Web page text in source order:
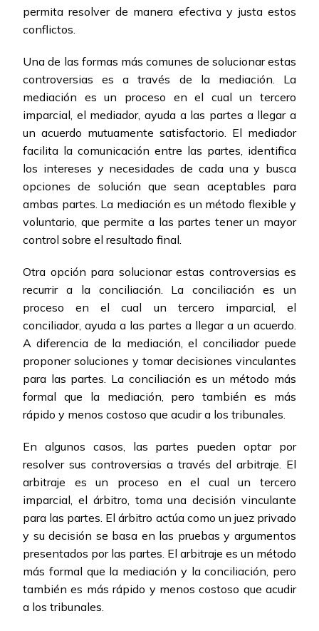
permita resolver de manera efectiva y justa estos
conflictos.
Una de las formas más comunes de solucionar estas
controversias es a través de la mediación. La
mediación es un proceso en el cual un tercero
imparcial, el mediador, ayuda a las partes a llegar a
un acuerdo mutuamente satisfactorio. El mediador
facilita la comunicación entre las partes, identifica
los intereses y necesidades de cada una y busca
opciones de solución que sean aceptables para
ambas partes. La mediación es un método flexible y
voluntario, que permite a las partes tener un mayor
control sobre el resultado final.
Otra opción para solucionar estas controversias es
recurrir a la conciliación. La conciliación es un
proceso en el cual un tercero imparcial, el
conciliador, ayuda a las partes a llegar a un acuerdo.
A diferencia de la mediación, el conciliador puede
proponer soluciones y tomar decisiones vinculantes
para las partes. La conciliación es un método más
formal que la mediación, pero también es más
rápido y menos costoso que acudir a los tribunales.
En algunos casos, las partes pueden optar por
resolver sus controversias a través del arbitraje. El
arbitraje es un proceso en el cual un tercero
imparcial, el árbitro, toma una decisión vinculante
para las partes. El árbitro actúa como un juez privado
y su decisión se basa en las pruebas y argumentos
presentados por las partes. El arbitraje es un método
más formal que la mediación y la conciliación, pero
también es más rápido y menos costoso que acudir
a los tribunales.